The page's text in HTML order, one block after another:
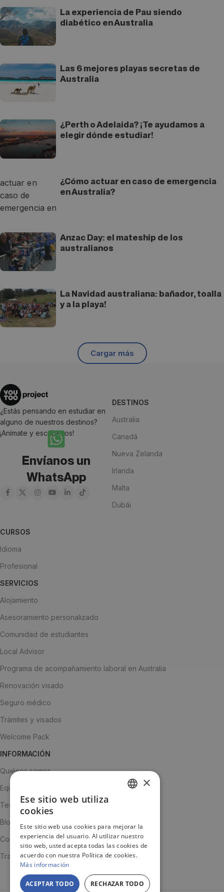
La experiencia de Pau siendo
diabético en Australia
Las 6 mejores playas secretas de
Australia
¿Perth o Adelaida? ¡Te ayudamos a
elegir dónde estudiar!
¿Cómo actuar en caso de emergencia
en Australia?
Anzac Day: el mateship de los
australianos
La Navidad australiana: bañador, toalla
y a la playa!
Cargar más
¿Estás pensando en estudiar en
alguno de nuestros destinos?
¡Anímate y escríbenos!
Envíanos un
WhatsApp
DESTINOS
Australia
Canadá
Nueva Zelanda
Irlanda
Malta
Dubái
CURSOS
Idioma
Profesional
SERVICIOS
Alojamiento
Asesoramiento personalizado
Comunidad de estudiantes
Local Advisor
Programa de acompañamiento laboral en Australia
Renovación visado
Seguro médico
Trámites y visados
Welcome Pack
INFORMACIÓN
Quiénes somos
Equipo
Testimonios
Blog
Contacto
Trabaja con nosotros
JA
×
Ese sitio web utiliza
cookies
Este sitio web usa cookies para mejorar la
experiencia del usuario. Al utilizar nuestro
sitio web, usted acepta todas las cookies de
acuerdo con nuestra Política de cookies.
Más información
ACEPTAR TODO RECHAZAR TODO